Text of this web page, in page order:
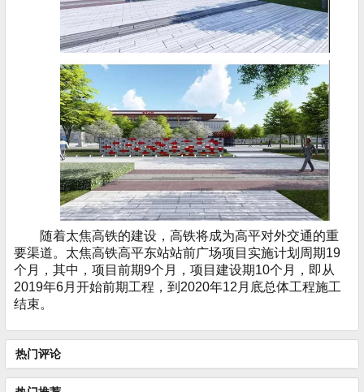
随着太焦高铁的建设，高铁将成为高平对外交通的重
要渠道。太焦高铁高平东站站前广场项目实施计划周期19
个月，其中，项目前期9个月，项目建设期10个月，即从
2019年6月开始前期工程，到2020年12月底总体工程施工
结束。
热门评论